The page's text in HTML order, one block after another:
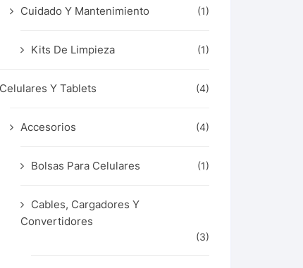
Cuidado Y Mantenimiento (1)
Kits De Limpieza (1)
Celulares Y Tablets (4)
Accesorios (4)
Bolsas Para Celulares (1)
Cables, Cargadores Y
Convertidores
(3)